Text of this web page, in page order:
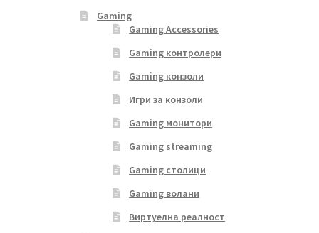
Gaming
Gaming Accessories
Gaming контролери
Gaming конзоли
Игри за конзоли
Gaming монитори
Gaming streaming
Gaming столици
Gaming волани
Виртуелна реалност